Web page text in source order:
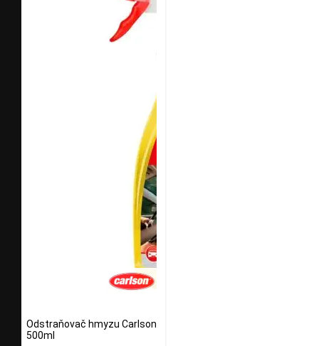
Odstraňovač hmyzu Carlson
500ml